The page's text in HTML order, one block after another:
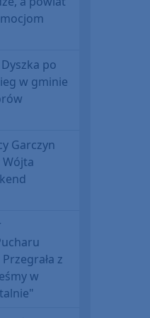
po
w gminie
Garczyn
Wójta
z
w